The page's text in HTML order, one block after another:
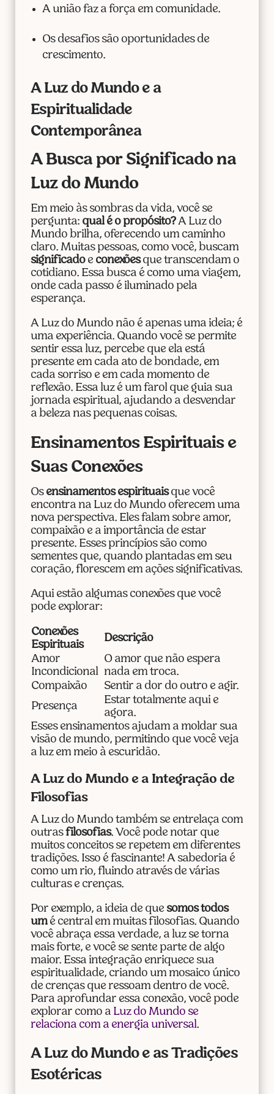
A união faz a força em comunidade.
Os desafios são oportunidades de
crescimento.
A Luz do Mundo e a
Espiritualidade
Contemporânea
A Busca por Significado na
Luz do Mundo
Em meio às sombras da vida, você se
pergunta: qual é o propósito?A Luz do
Mundo brilha, oferecendo um caminho
claro. Muitas pessoas, como você, buscam
significadoe conexõesque transcendam o
cotidiano. Essa busca é como uma viagem,
onde cada passo é iluminado pela
esperança.
A Luz do Mundo não é apenas uma ideia; é
uma experiência. Quando você se permite
sentir essa luz, percebe que ela está
presente em cada ato de bondade, em
cada sorriso e em cada momento de
reflexão. Essa luz é um farol que guia sua
jornada espiritual, ajudando a desvendar
a beleza nas pequenas coisas.
Ensinamentos Espirituais e
Suas Conexões
Os ensinamentos espirituaisque você
encontra na Luz do Mundo oferecem uma
nova perspectiva. Eles falam sobre amor,
compaixão e a importância de estar
presente. Esses princípios são como
sementes que, quando plantadas em seu
coração, florescem em ações significativas.
Aqui estão algumas conexões que você
pode explorar:
Conexões
Espirituais
Descrição
Amor
Incondicional
O amor que não espera
nada em troca.
Compaixão
Sentir a dor do outro e agir.
Presença
Estar totalmente aqui e
agora.
Esses ensinamentos ajudam a moldar sua
visão de mundo, permitindo que você veja
a luz em meio à escuridão.
A Luz do Mundo e a Integração de
Filosofias
A Luz do Mundo também se entrelaça com
outrasfilosofias. Você pode notar que
muitos conceitos se repetem em diferentes
tradições. Isso é fascinante! A sabedoria é
como um rio, fluindo através de várias
culturas e crenças.
Por exemplo, a ideia de que somos todos
umé central em muitas filosofias. Quando
você abraça essa verdade, a luz se torna
mais forte, e você se sente parte de algo
maior. Essa integração enriquece sua
espiritualidade, criando um mosaico único
de crenças que ressoam dentro de você.
Para aprofundar essa conexão, você pode
explorar como a Luz do Mundo se
relaciona com a energia universal.
A Luz do Mundo e as Tradições
Esotéricas